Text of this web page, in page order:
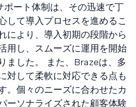
ート体制は、その迅速で丁
して導入プロセスを進めるこ
により、導入初期の段階から
用し、スムーズに運用を開始
ました。 また、Brazeは、多
対して柔軟に対応できる点も
。個々のニーズに合わせたカ
ーソナライズされた顧客体験